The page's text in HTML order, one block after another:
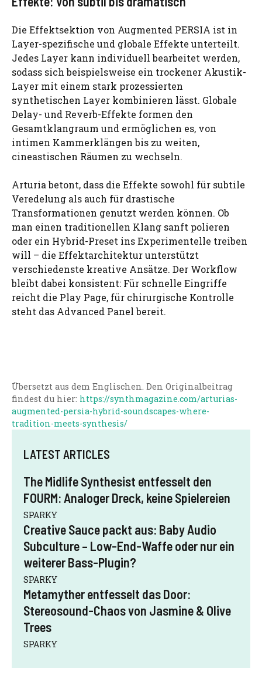
Die Effektsektion von Augmented PERSIA ist in
Layer-spezifische und globale Effekte unterteilt.
Jedes Layer kann individuell bearbeitet werden,
sodass sich beispielsweise ein trockener Akustik-
Layer mit einem stark prozessierten
synthetischen Layer kombinieren lässt. Globale
Delay- und Reverb-Effekte formen den
Gesamtklangraum und ermöglichen es, von
intimen Kammerklängen bis zu weiten,
cineastischen Räumen zu wechseln.
Arturia betont, dass die Effekte sowohl für subtile
Veredelung als auch für drastische
Transformationen genutzt werden können. Ob
man einen traditionellen Klang sanft polieren
oder ein Hybrid-Preset ins Experimentelle treiben
will – die Effektarchitektur unterstützt
verschiedenste kreative Ansätze. Der Workflow
bleibt dabei konsistent: Für schnelle Eingriffe
reicht die Play Page, für chirurgische Kontrolle
steht das Advanced Panel bereit.
Übersetzt aus dem Englischen. Den Originalbeitrag
findest du hier: https://synthmagazine.com/arturias-
augmented-persia-hybrid-soundscapes-where-
tradition-meets-synthesis/
LATEST ARTICLES
The Midlife Synthesist entfesselt den
FOURM: Analoger Dreck, keine Spielereien
SPARKY
Creative Sauce packt aus: Baby Audio
Subculture – Low-End-Waffe oder nur ein
weiterer Bass-Plugin?
SPARKY
Metamyther entfesselt das Door:
Stereosound-Chaos von Jasmine & Olive
Trees
SPARKY